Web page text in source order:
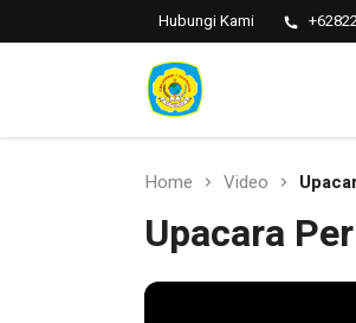
Hubungi Kami
SMAN 1
Bantaran
SMAN 1
BANTARAN
Home Video
Upacara